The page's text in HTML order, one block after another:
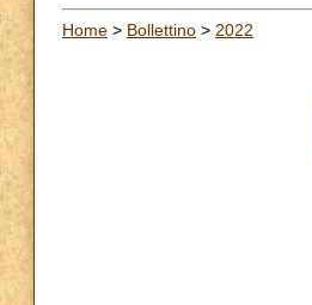
Home > Bollettino > 2022